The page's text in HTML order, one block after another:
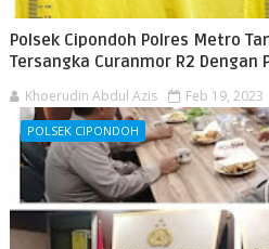
Polsek Cipondoh Polres Metro
Tersangka Curanmor R2 Dengan
Khoerudin Abdul Azis Feb 19, 2023
POLSEK CIPONDOH